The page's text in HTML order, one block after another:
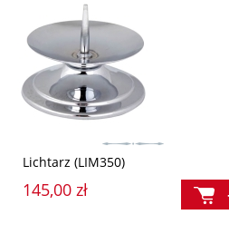
Lichtarz (LIM350)
145,00 zł